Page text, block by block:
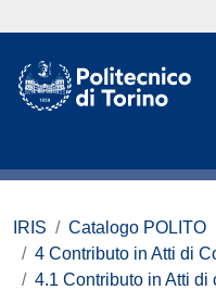
IRIS
Catalogo POLITO
4 Contributo in Atti di
4.1 Contributo in Atti di